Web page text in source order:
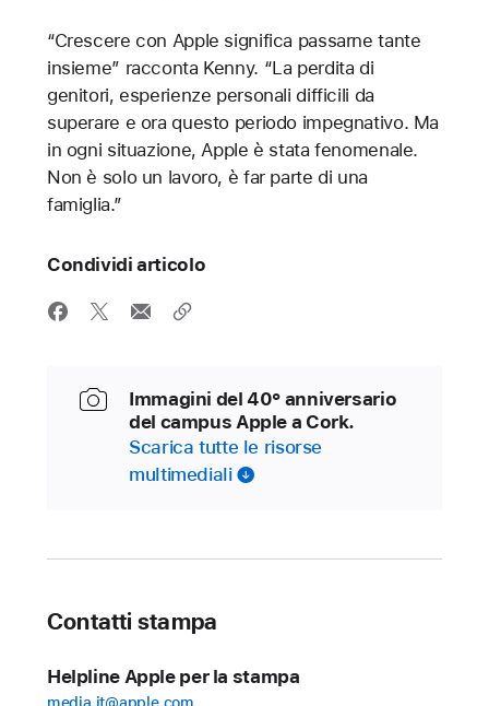
“Crescere con Apple significa passarne tante
insieme” racconta Kenny. “La perdita di
genitori, esperienze personali difficili da
superare e ora questo periodo impegnativo. Ma
in ogni situazione, Apple è stata fenomenale.
Non è solo un lavoro, è far parte di una
famiglia.”
Condividi articolo
Immagini del 40° anniversario
del campus Apple a Cork.
Scarica tutte le risorse
multimediali
Contatti stampa
Helpline Apple per la stampa
media.it@apple.com